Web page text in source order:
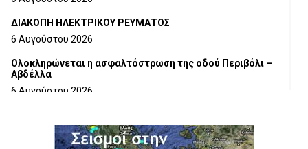
ΔΙΑΚΟΠΗ ΗΛΕΚΤΡΙΚΟΥ ΡΕΥΜΑΤΟΣ
6 Αυγούστου 2026
Ολοκληρώνεται η ασφαλτόστρωση της οδού Περιβόλι –
Αβδέλλα
6 Αυγούστου 2026
5 Αυγούστου 2026